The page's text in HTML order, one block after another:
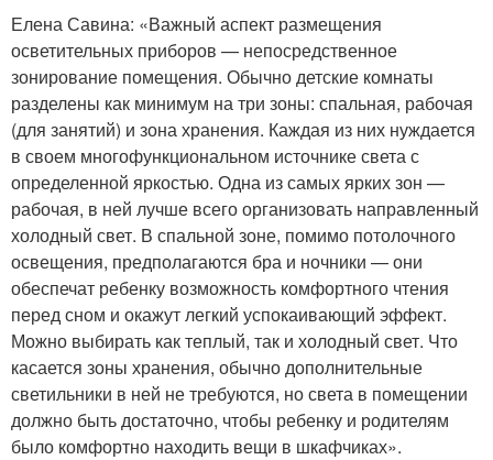
Елена Савина: «Важный аспект размещения
осветительных приборов — непосредственное
зонирование помещения. Обычно детские комнаты
разделены как минимум на три зоны: спальная, рабочая
(для занятий) и зона хранения. Каждая из них нуждается
в своем многофункциональном источнике света с
определенной яркостью. Одна из самых ярких зон —
рабочая, в ней лучше всего организовать направленный
холодный свет. В спальной зоне, помимо потолочного
освещения, предполагаются бра и ночники — они
обеспечат ребенку возможность комфортного чтения
перед сном и окажут легкий успокаивающий эффект.
Можно выбирать как теплый, так и холодный свет. Что
касается зоны хранения, обычно дополнительные
светильники в ней не требуются, но света в помещении
должно быть достаточно, чтобы ребенку и родителям
было комфортно находить вещи в шкафчиках».